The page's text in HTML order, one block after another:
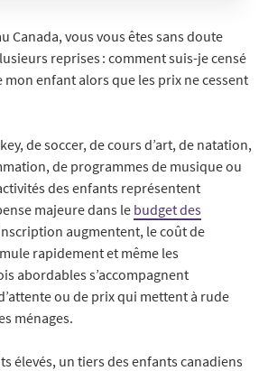
Canada, vous vous êtes sans doute
reprises : comment suis-je censé
mon enfant alors que les prix ne cessent
de soccer, de cours d’art, de natation,
de programmes de musique ou
des enfants représentent
majeure dans le budget des
augmentent, le coût de
rapidement et même les
abordables s’accompagnent
ou de prix qui mettent à rude
ménages.
élevés, un tiers des enfants canadiens